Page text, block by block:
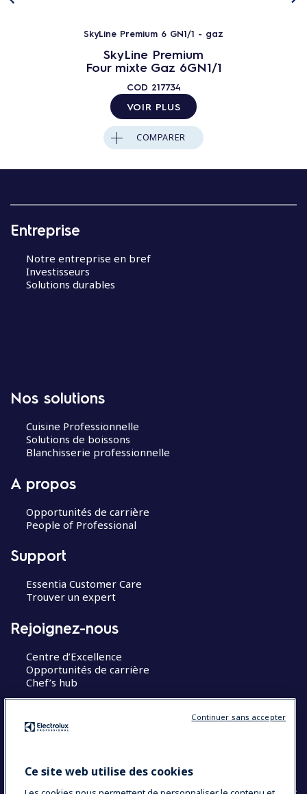
SkyLine Premium 6 GN1/1 - gaz
SkyLine Premium
Four mixte Gaz 6GN1/1
COD 217734
VOIR PLUS
COMPARER
Entreprise
Notre entreprise en bref
Investisseurs
Solutions durables
Nos solutions
Cuisine Professionnelle
Solutions de boissons
Blanchisserie professionnelle
A propos
Opportunités de carrière
People of Professional
Support
Essentia Customer Care
Trouver un expert
Rejoignez-nous
Centre d’Excellence
Opportunités de carrière
Chef’s hub
Ce site web utilise des cookies
Continuer sans accepter